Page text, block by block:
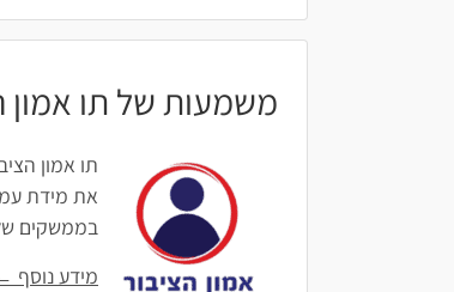
משמעות של תו אמון
תו אמון
את מידת
בממשקים
מידע נוסף